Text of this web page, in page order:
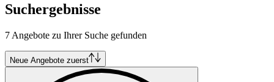
Suchergebnisse
7 Angebote zu Ihrer Suche gefunden
Neue Angebote zuerst